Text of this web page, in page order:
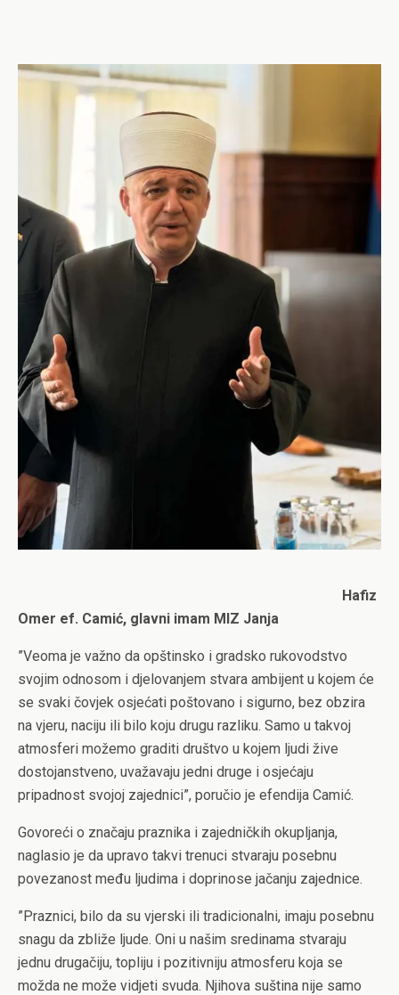
Hafiz
Omer ef. Camić, glavni imam MIZ Janja
”Veoma je važno da opštinsko i gradsko rukovodstvo
svojim odnosom i djelovanjem stvara ambijent u kojem će
se svaki čovjek osjećati poštovano i sigurno, bez obzira
na vjeru, naciju ili bilo koju drugu razliku. Samo u takvoj
atmosferi možemo graditi društvo u kojem ljudi žive
dostojanstveno, uvažavaju jedni druge i osjećaju
pripadnost svojoj zajednici”, poručio je efendija Camić.
Govoreći o značaju praznika i zajedničkih okupljanja,
naglasio je da upravo takvi trenuci stvaraju posebnu
povezanost među ljudima i doprinose jačanju zajednice.
”Praznici, bilo da su vjerski ili tradicionalni, imaju posebnu
snagu da zbliže ljude. Oni u našim sredinama stvaraju
jednu drugačiju, topliju i pozitivniju atmosferu koja se
možda ne može vidjeti svuda. Njihova suština nije samo